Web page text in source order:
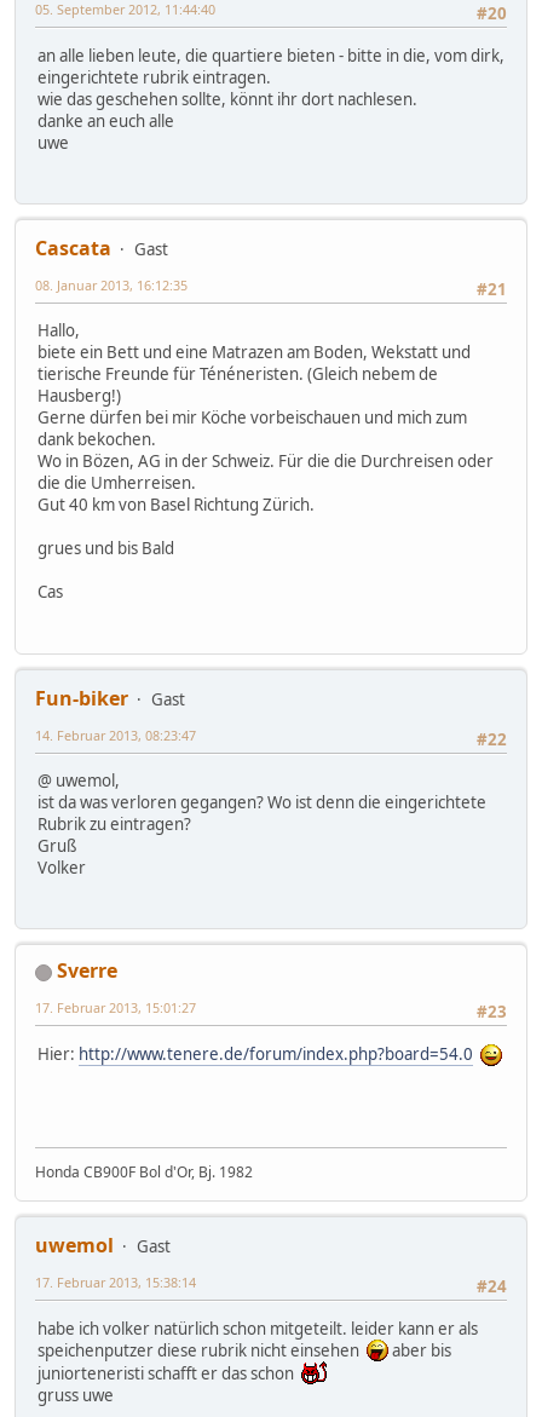
#20
05. September 2012, 11:44:40
an alle lieben leute, die quartiere bieten - bitte in die, vom dirk,
eingerichtete rubrik eintragen.
wie das geschehen sollte, könnt ihr dort nachlesen.
danke an euch alle
uwe
Cascata
Gast
#21
08. Januar 2013, 16:12:35
Hallo,
biete ein Bett und eine Matrazen am Boden, Wekstatt und
tierische Freunde für Ténéneristen. (Gleich nebem de
Hausberg!)
Gerne dürfen bei mir Köche vorbeischauen und mich zum
dank bekochen.
Wo in Bözen, AG in der Schweiz. Für die die Durchreisen oder
die die Umherreisen.
Gut 40 km von Basel Richtung Zürich.
grues und bis Bald
Cas
Fun-biker
Gast
#22
14. Februar 2013, 08:23:47
@ uwemol,
ist da was verloren gegangen? Wo ist denn die eingerichtete
Rubrik zu eintragen?
Gruß
Volker
Sverre
#23
17. Februar 2013, 15:01:27
Hier: http://www.tenere.de/forum/index.php?board=54.0
Honda CB900F Bol d'Or, Bj. 1982
uwemol
Gast
#24
17. Februar 2013, 15:38:14
habe ich volker natürlich schon mitgeteilt. leider kann er als
speichenputzer diese rubrik nicht einsehen
aber bis
juniorteneristi schafft er das schon
gruss uwe